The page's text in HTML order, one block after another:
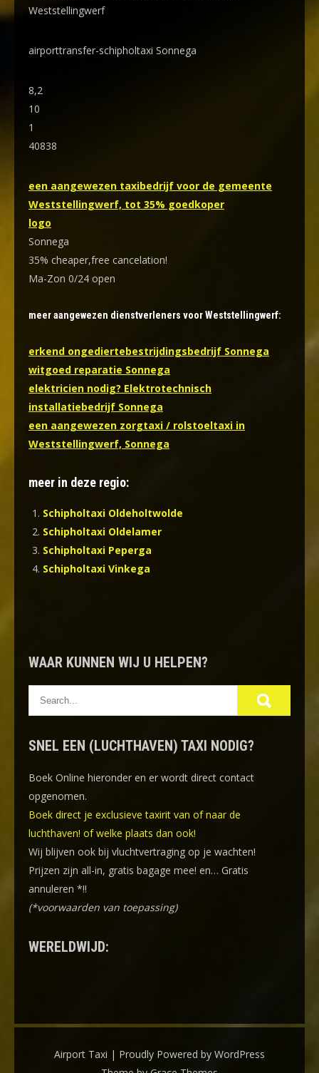
Weststellingwerf
airporttransfer-schipholtaxi Sonnega
8,2
10
1
40838
een aangewezen taxibedrijf voor de gemeente
Weststellingwerf, tot 35% goedkoper
logo
Sonnega
35% cheaper,free cancelation!
Ma-Zon 0/24 open
meer aangewezen dienstverleners voor Weststellingwerf:
erkend ongediertebestrijdingsbedrijf Sonnega
witgoed reparatie Sonnega
elektricien nodig? Elektrotechnisch
installatiebedrijf Sonnega
een aangewezen zorgtaxi / rolstoeltaxi in
Weststellingwerf, Sonnega
meer in deze regio:
Schipholtaxi Oldeholtwolde
Schipholtaxi Oldelamer
Schipholtaxi Peperga
Schipholtaxi Vinkega
WAAR KUNNEN WIJ U HELPEN?
SNEL EEN (LUCHTHAVEN) TAXI NODIG?
Boek Online hieronder en er wordt direct contact
opgenomen.
Boek direct je exclusieve taxirit van of naar de
luchthaven! of welke plaats dan ook!
Wij blijven ook bij vluchtvertraging op je wachten!
Prijzen zijn all-in, gratis bagage mee! en… Gratis
annuleren *!!
(*voorwaarden van toepassing)
WERELDWIJD:
Airport Taxi | Proudly Powered by WordPress